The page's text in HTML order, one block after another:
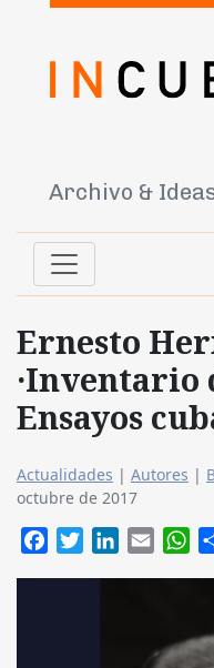
Archivo &
Ernesto
·Inventario
Ensayos
Actualidades | Autores |
octubre de 2017
FacebookTwitterLinkedIn
Email